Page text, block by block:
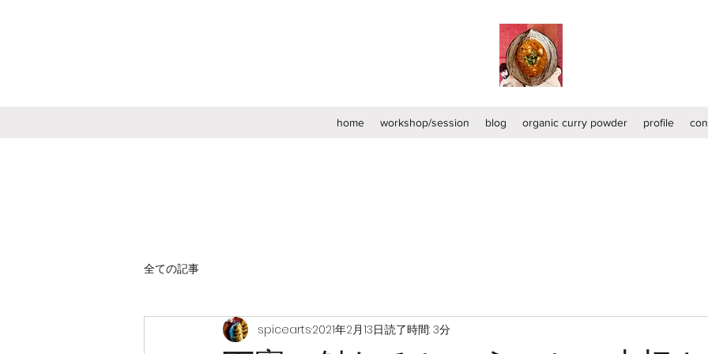
home workshop/session blog organic curry powder profile
全ての記事
spicearts2021年2月13日読了時間: 3分